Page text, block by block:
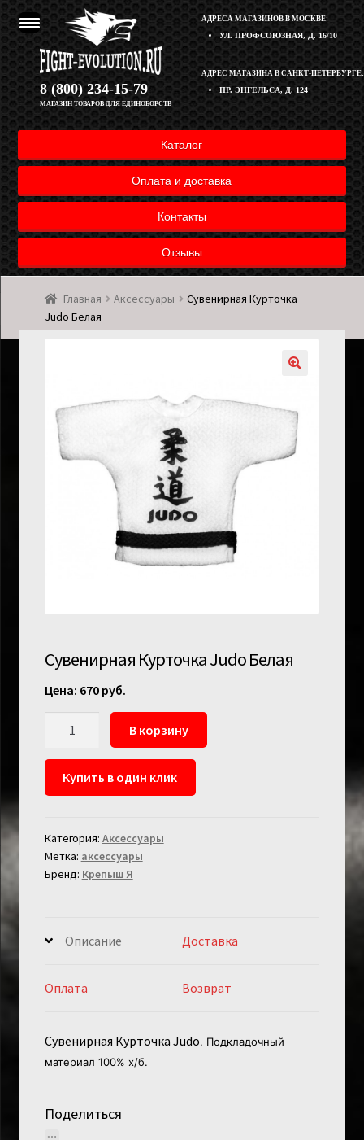
АДРЕСА МАГАЗИНОВ В МОСКВЕ:
УЛ. ПРОФСОЮЗНАЯ, Д. 16/10
АДРЕС МАГАЗИНА В САНКТ-ПЕТЕРБУРГЕ:
ПР. ЭНГЕЛЬСА, Д. 124
8 (800) 234-15-79
МАГАЗИН ТОВАРОВ ДЛЯ ЕДИНОБОРСТВ
Каталог
Оплата и доставка
Контакты
Отзывы
Перейти
к
навигации
Перейти
к
содержимому
Корзина
Полезная информация
Оплата и доставка товара
Мой аккаунт
Главная Аксессуары
Сувенирная Курточка
Judo Белая
Сувенирная Курточка Judo Белая
670 руб.
Количество
Сувенирная
Курточка
В корзину
Купить в один клик
Категория: Аксессуары
Метка: аксессуары
Бренд: Крепыш Я
Описание Доставка
Оплата Возврат
Сувенирная Курточка Judo. Подкладочный
материал 100% х/б.
Поделиться